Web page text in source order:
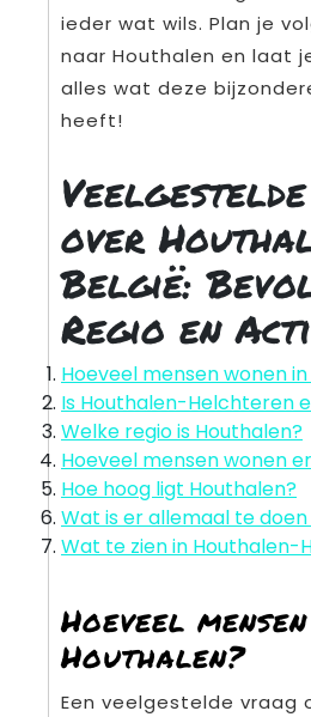
ieder wat wils. Plan je
naar Houthalen en laat
alles wat deze
heeft!
over
België:
Regio en
Hoeveel mensen wonen
Is Houthalen-Helchteren
Welke regio is Houthalen?
Hoeveel mensen wonen
Hoe hoog ligt Houthalen?
Wat is er allemaal te
Wat te zien in Houthalen-
Hoeveel
Houthalen?
Een veelgestelde vraag